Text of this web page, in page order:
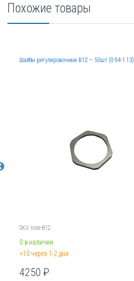
Похожие товары
Шайбы регулировочные B12 — 50шт (0.94-1.13)
SKU: nice-B12
0 в наличии
>10 через 1-2 дня
4250₽
Этот